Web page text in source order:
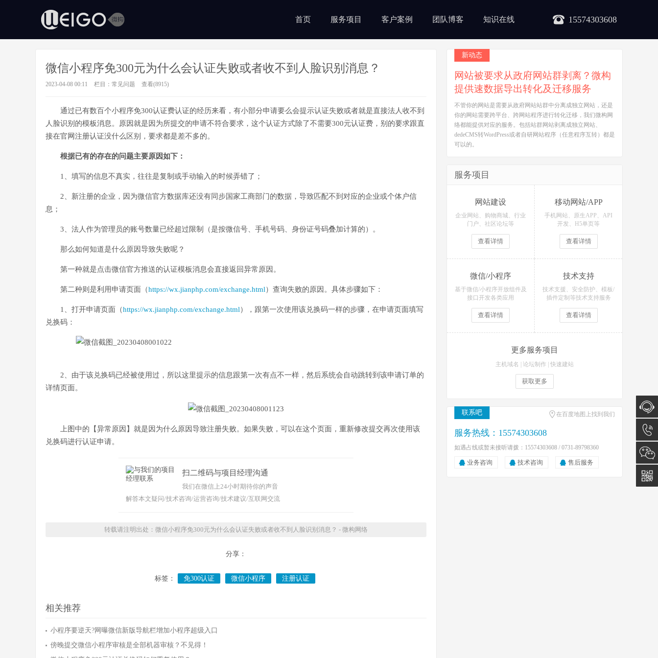
15574303608
首页 服务项目 客户案例 团队博客 知识在线
微信小程序免300元为什么会认证失败或者收不到人脸识别消息？
2023-04-08 00:11 栏目： 常见问题 查看(8915)
通过已有数百个小程序免300认证费认证的经历来看，有小部分申请要么会提示认证失败或者就是直接法人收不到
人脸识别的模板消息。原因就是因为所提交的申请不符合要求，这个认证方式除了不需要300元认证费，别的要求跟直
接在官网注册认证没什么区别，要求都是差不多的。
根据已有的存在的问题主要原因如下：
1、填写的信息不真实，往往是复制或手动输入的时候弄错了；
2、新注册的企业，因为微信官方数据库还没有同步国家工商部门的数据，导致匹配不到对应的企业或个体户信
息；
3、法人作为管理员的账号数量已经超过限制（是按微信号、手机号码、身份证号码叠加计算的）。
那么如何知道是什么原因导致失败呢？
第一种就是点击微信官方推送的认证模板消息会直接返回异常原因。
第二种则是利用申请页面（https://wx.jianphp.com/exchange.html）查询失败的原因。具体步骤如下：
1、打开申请页面（https://wx.jianphp.com/exchange.html），跟第一次使用该兑换码一样的步骤，在申请页面填写
兑换码：
2、 由于该兑换码已经被使用过，所以这里提示的信息跟第一次有点不一样，然后系统会自动跳转到该申请订单的
详情页面。
上图中的【异常原因】就是因为什么原因导致注册失败。如果失败，可以在这个页面，重新修改提交再次使用该
兑换码进行认证申请。
扫二维码与项目经理沟通
我们在微信上24小时期待你的声音
解答本文疑问/技术咨询/运营咨询/技术建议/互联网交流
转载请注明出处：微信小程序免300元为什么会认证失败或者收不到人脸识别消息？ - 微构网络
分享：
标签： 免300认证 微信小程序 注册认证
相关推荐
小程序要逆天?网曝微信新版导航栏增加小程序超级入口
傍晚提交微信小程序审核是全部机器审核？不见得！
新动态
网站被要求从政府网站群剥离？微构
提供速数据导出转化及迁移服务
不管你的网站是需要从政府网站站群中分离成独立网站，还是
你的网站需要跨平台、跨网站程序进行转化迁移，我们微构网
络都能提供对应的服务。包括站群网站剥离成独立网站、
dedeCMS转WordPress或者自研网站程序（任意程序互转）都是
可以的。
服务项目
网站建设
企业网站、购物商城、行业
门户、社区论坛等
查看详情
移动网站/APP
手机网站、原生APP、API
开发、H5单页等
查看详情
微信/小程序
基于微信/小程序开放组件及
接口开发各类应用
查看详情
技术支持
技术支援、安全防护、模板/
插件定制等技术支持服务
查看详情
更多服务项目
主机域名 论坛制作 快速建站
获取更多
联系吧 在百度地图上找到我们
服务热线：15574303608
如遇占线或暂未接听请拨：15574303608 / 0731-89798360
业务咨询 技术咨询 售后服务
在线咨
询